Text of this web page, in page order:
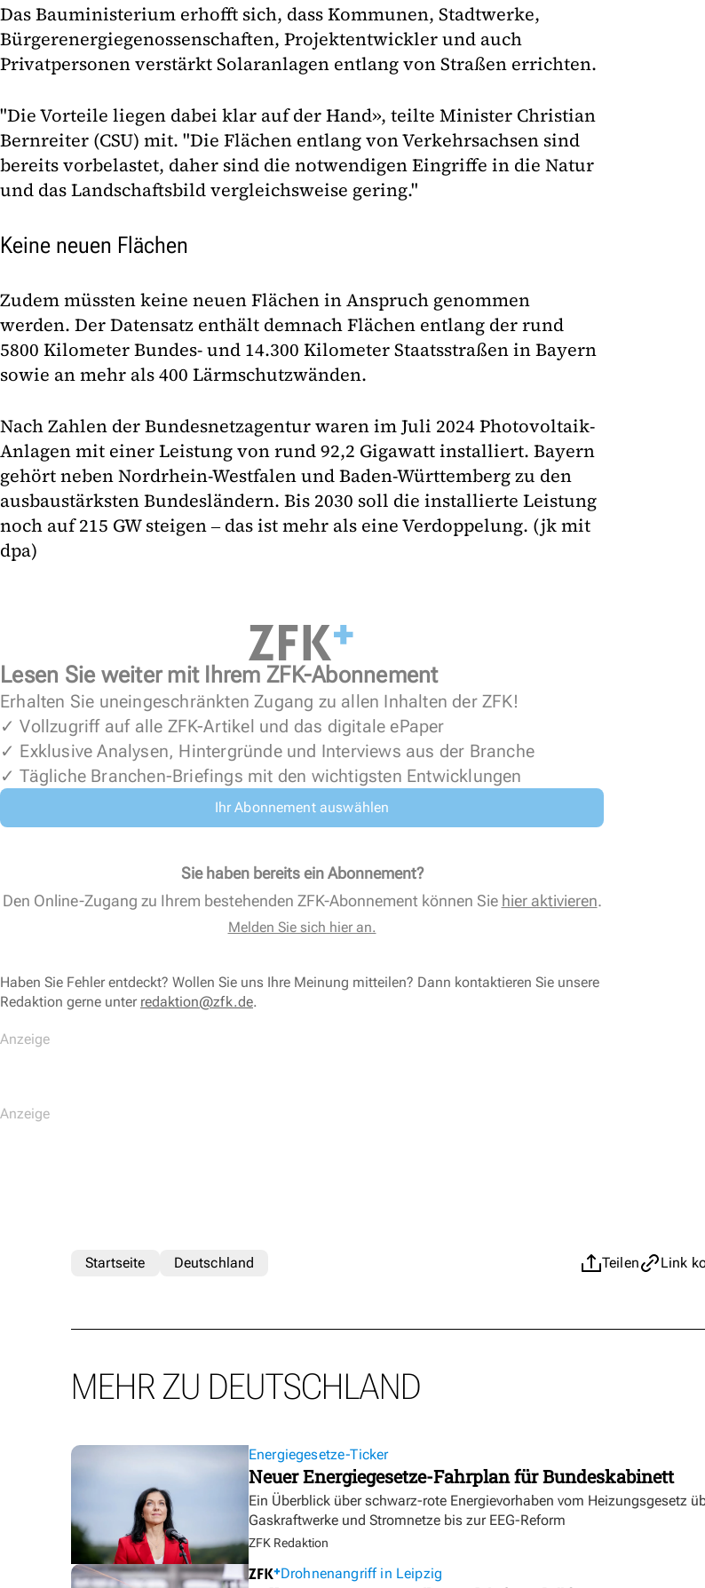
Das Bauministerium erhofft sich, dass Kommunen, Stadtwerke,
Bürgerenergiegenossenschaften, Projektentwickler und auch
Privatpersonen verstärkt Solaranlagen entlang von Straßen errichten.
"Die Vorteile liegen dabei klar auf der Hand», teilte Minister Christian
Bernreiter (CSU) mit. "Die Flächen entlang von Verkehrsachsen sind
bereits vorbelastet, daher sind die notwendigen Eingriffe in die Natur
und das Landschaftsbild vergleichsweise gering."
Keine neuen Flächen
Zudem müssten keine neuen Flächen in Anspruch genommen
werden. Der Datensatz enthält demnach Flächen entlang der rund
5800 Kilometer Bundes- und 14.300 Kilometer Staatsstraßen in Bayern
sowie an mehr als 400 Lärmschutzwänden.
Nach Zahlen der Bundesnetzagentur waren im Juli 2024 Photovoltaik-
Anlagen mit einer Leistung von rund 92,2 Gigawatt installiert. Bayern
gehört neben Nordrhein-Westfalen und Baden-Württemberg zu den
ausbaustärksten Bundesländern. Bis 2030 soll die installierte Leistung
noch auf 215 GW steigen ‒ das ist mehr als eine Verdoppelung. (jk mit
dpa)
Lesen Sie weiter mit Ihrem ZFK-Abonnement
Erhalten Sie uneingeschränkten Zugang zu allen Inhalten der ZFK!
✓ Vollzugriff auf alle ZFK-Artikel und das digitale ePaper
✓ Exklusive Analysen, Hintergründe und Interviews aus der Branche
✓ Tägliche Branchen-Briefings mit den wichtigsten Entwicklungen
Ihr Abonnement auswählen
Sie haben bereits ein Abonnement?
Den Online-Zugang zu Ihrem bestehenden ZFK-Abonnement können Sie hier aktivieren.
Melden Sie sich hier an.
Haben Sie Fehler entdeckt? Wollen Sie uns Ihre Meinung mitteilen? Dann kontaktieren Sie unsere
Redaktion gerne unter redaktion@zfk.de.
Teilen Link
Startseite Deutschland
MEHR ZU DEUTSCHLAND
Energiegesetze-Ticker
Neuer Energiegesetze-Fahrplan für Bundeskabinett
Ein Überblick über schwarz-rote Energievorhaben vom Heizungsgesetz
Gaskraftwerke und Stromnetze bis zur EEG-Reform
ZFK Redaktion
Drohnenangriff in Leipzig